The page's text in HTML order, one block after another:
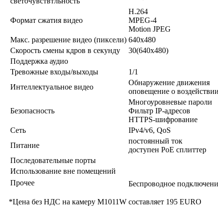
Формат сжатия видео
H.264
MPEG-4
Motion JPEG
Макс. разрешение видео (пиксели) 640x480
Скорость смены кдров в секунду
30(640x480)
Поддержка аудио
Тревожные входы/выходы
1/1
Интеллектуальное видео
Обнаружение движения
оповещение о воздействии
Безопасность
Многоуровневые пароли
Фильтр IP-адресов
HTTPS-шифрование
Сеть
IPv4/v6, QoS
Питание
постоянный ток
доступен PoE сплиттер
Последовательные порты
Использование вне помещений
Прочее
Беспроводное
*Цена без НДС на камеру M1011W составляет 195 EURO